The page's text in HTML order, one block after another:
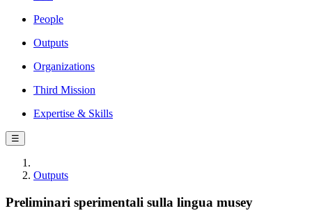
People
Outputs
Organizations
Third Mission
Expertise & Skills
☰
Outputs
Preliminari sperimentali sulla lingua musey